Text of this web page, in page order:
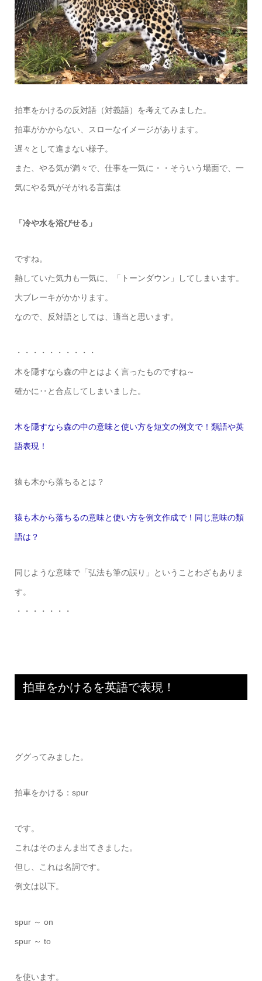
拍車をかけるの反対語（対義語）を考えてみました。
拍車がかからない、スローなイメージがあります。
遅々として進まない様子。
また、やる気が満々で、仕事を一気に・・そういう場面で、一
気にやる気がそがれる言葉は
「冷や水を浴びせる」
ですね。
熱していた気力も一気に、「トーンダウン」してしまいます。
大ブレーキがかかります。
なので、反対語としては、適当と思います。
・・・・・・・・・・
木を隠すなら森の中とはよく言ったものですね～
確かに‥と合点してしまいました。
木を隠すなら森の中の意味と使い方を短文の例文で！類語や英
語表現！
猿も木から落ちるとは？
猿も木から落ちるの意味と使い方を例文作成で！同じ意味の類
語は？
同じような意味で「弘法も筆の誤り」ということわざもありま
す。
・・・・・・・
拍車をかけるを英語で表現！
ググってみました。
拍車をかける：spur
です。
これはそのまんま出てきました。
但し、これは名詞です。
例文は以下。
spur ～ on
spur ～ to
を使います。